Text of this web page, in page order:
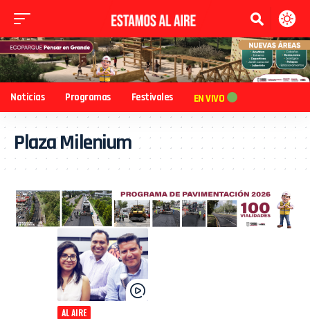
Noticias Programas Festivales EN VIVO
Plaza Milenium
AL AIRE